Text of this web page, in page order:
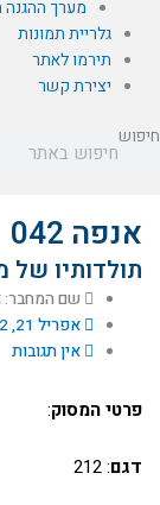
מערך ההגנה
גלריית תמונות
תירמו לאתר
יצירת קשר
חיפוש
אנפה 042
תולדותיו של
שם המחבר:
אפריל 21, 2022
אין תגובות
פרטי המסוק:
דגם: 212